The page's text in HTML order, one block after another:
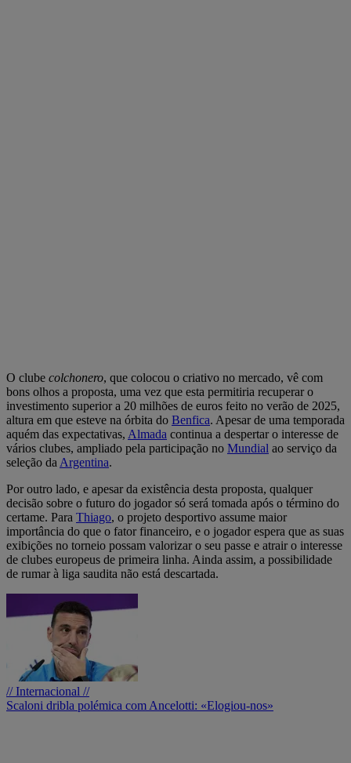
O clube colchonero, que colocou o criativo no mercado, vê com
bons olhos a proposta, uma vez que esta permitiria recuperar o
investimento superior a 20 milhões de euros feito no verão de 2025,
altura em que esteve na órbita do Benfica. Apesar de uma temporada
aquém das expectativas, Almada continua a despertar o interesse de
vários clubes, ampliado pela participação no Mundial ao serviço da
seleção da Argentina.
Por outro lado, e apesar da existência desta proposta, qualquer
decisão sobre o futuro do jogador só será tomada após o término do
certame. Para Thiago, o projeto desportivo assume maior
importância do que o fator financeiro, e o jogador espera que as suas
exibições no torneio possam valorizar o seu passe e atrair o interesse
de clubes europeus de primeira linha. Ainda assim, a possibilidade
de rumar à liga saudita não está descartada.
// Internacional //
Scaloni dribla polémica com Ancelotti: «Elogiou-nos»